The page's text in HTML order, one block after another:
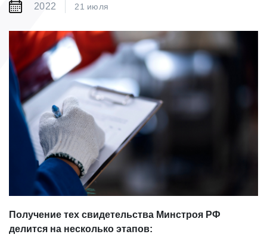
2022 21 июля
Получение тех свидетельства Минстроя РФ
делится на несколько этапов: